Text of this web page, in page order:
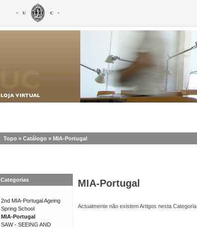
Topo » Catálogo » MIA-Portugal
MIA-Portugal
Actualmente não existem Artigos nesta Categoria.
Categorias
2nd MIA-Portugal Ageing
Spring School
MIA-Portugal
SAW - SEEING AND